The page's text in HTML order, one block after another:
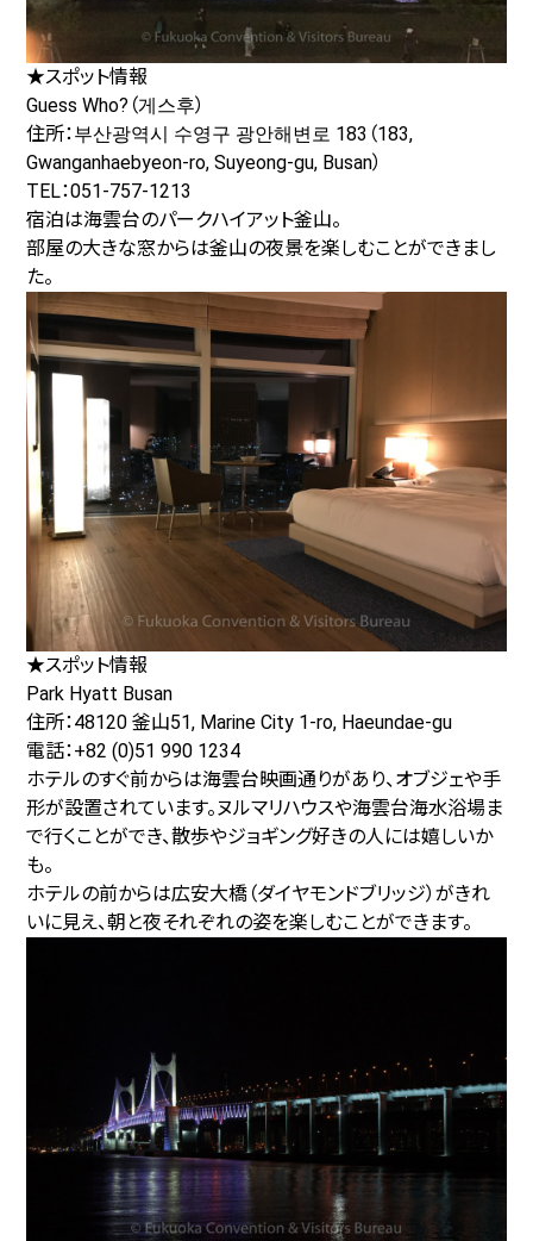
★スポット情報
Guess Who?（게스후）
住所：부산광역시 수영구 광안해변로 183（183,
Gwanganhaebyeon-ro, Suyeong-gu, Busan）
TEL：051-757-1213
宿泊は海雲台のパークハイアット釜山。
部屋の大きな窓からは釜山の夜景を楽しむことができまし
た。
★スポット情報
Park Hyatt Busan
住所：48120 釜山51, Marine City 1-ro, Haeundae-gu
電話：+82 (0)51 990 1234
ホテルのすぐ前からは海雲台映画通りがあり、オブジェや手
形が設置されています。ヌルマリハウスや海雲台海水浴場ま
で行くことができ、散歩やジョギング好きの人には嬉しいか
も。
ホテルの前からは広安大橋（ダイヤモンドブリッジ）がきれ
いに見え、朝と夜それぞれの姿を楽しむことができます。